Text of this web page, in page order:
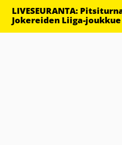
LIVESEURANTA:
Jokereiden Liiga-